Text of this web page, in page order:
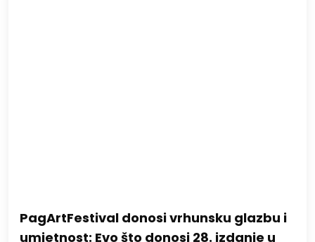
PagArtFestival donosi vrhunsku glazbu i
umjetnost: Evo što donosi 28. izdanje u